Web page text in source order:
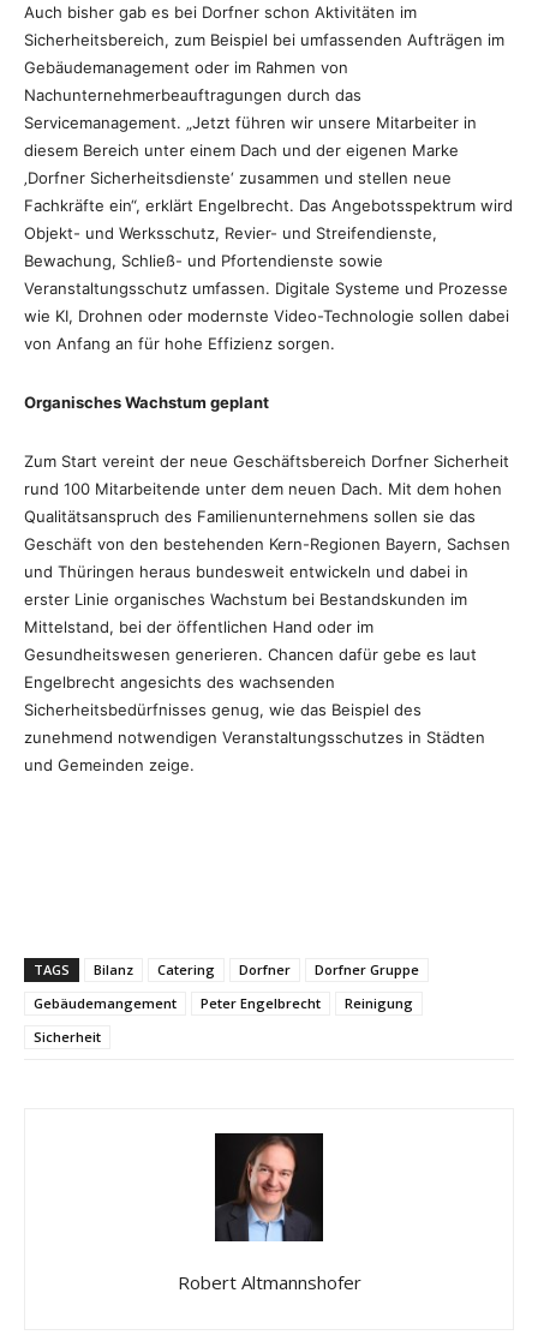
Auch bisher gab es bei Dorfner schon Aktivitäten im
Sicherheitsbereich, zum Beispiel bei umfassenden Aufträgen im
Gebäudemanagement oder im Rahmen von
Nachunternehmerbeauftragungen durch das
Servicemanagement. „Jetzt führen wir unsere Mitarbeiter in
diesem Bereich unter einem Dach und der eigenen Marke
‚Dorfner Sicherheitsdienste‘ zusammen und stellen neue
Fachkräfte ein“, erklärt Engelbrecht. Das Angebotsspektrum wird
Objekt- und Werksschutz, Revier- und Streifendienste,
Bewachung, Schließ- und Pfortendienste sowie
Veranstaltungsschutz umfassen. Digitale Systeme und Prozesse
wie KI, Drohnen oder modernste Video-Technologie sollen dabei
von Anfang an für hohe Effizienz sorgen.
Organisches Wachstum geplant
Zum Start vereint der neue Geschäftsbereich Dorfner Sicherheit
rund 100 Mitarbeitende unter dem neuen Dach. Mit dem hohen
Qualitätsanspruch des Familienunternehmens sollen sie das
Geschäft von den bestehenden Kern-Regionen Bayern, Sachsen
und Thüringen heraus bundesweit entwickeln und dabei in
erster Linie organisches Wachstum bei Bestandskunden im
Mittelstand, bei der öffentlichen Hand oder im
Gesundheitswesen generieren. Chancen dafür gebe es laut
Engelbrecht angesichts des wachsenden
Sicherheitsbedürfnisses genug, wie das Beispiel des
zunehmend notwendigen Veranstaltungsschutzes in Städten
und Gemeinden zeige.
TAGS Bilanz Catering Dorfner
Dorfner Gruppe
Gebäudemangement
Peter Engelbrecht
Reinigung
Sicherheit
Robert Altmannshofer